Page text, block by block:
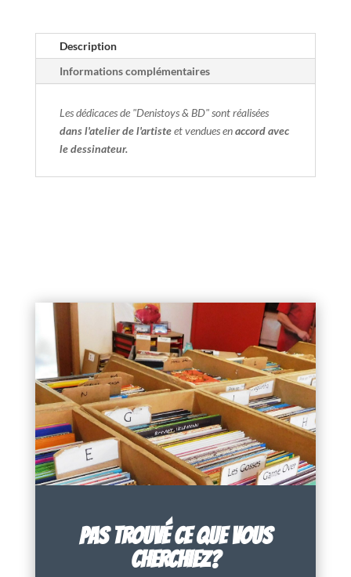
Description
Informations complémentaires
Les dédicaces de "Denistoys & BD" sont réalisées
dans l'atelier de l'artisteet vendues enaccord avec
le dessinateur.
PAS TROUVÉ CE QUE VOUS
CHERCHIEZ?